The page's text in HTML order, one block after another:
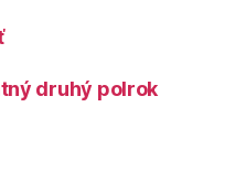
druhý polrok